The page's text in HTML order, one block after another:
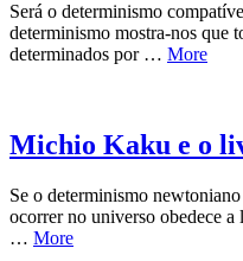
Será o determinismo
determinismo mostra-nos que
determinados por … More
Michio Kaku e o
Se o determinismo
ocorrer no universo obedece a
… More